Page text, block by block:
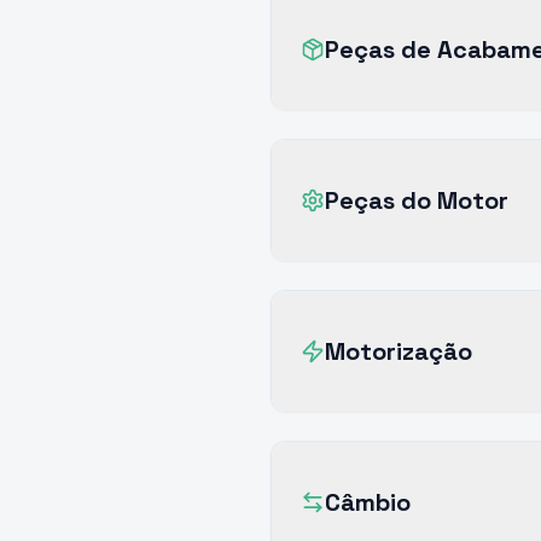
Peças de
Peças do Motor
Motorização
Câmbio